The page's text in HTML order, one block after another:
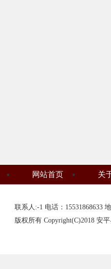
网站首页 关
联系人:-1 电话：15531868633
版权所有 Copyright(C)2018 安